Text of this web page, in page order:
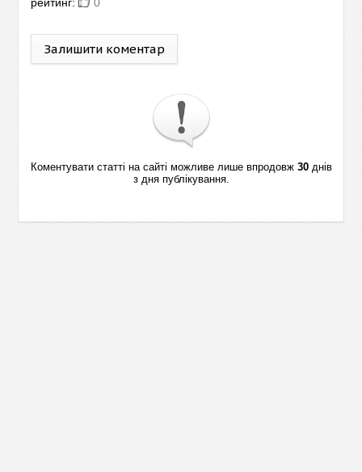
Залишити коментар
Коментувати статті на сайті можливе лише впродовж 30днів
з дня публікування.